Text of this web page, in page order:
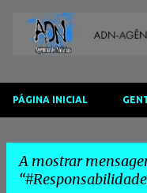
PÁGINA INICIAL
A mostrar